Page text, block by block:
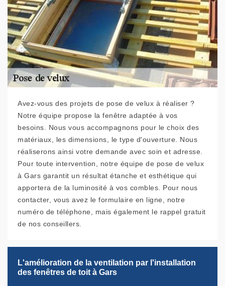
Avez-vous des projets de pose de velux à réaliser ?
Notre équipe propose la fenêtre adaptée à vos
besoins. Nous vous accompagnons pour le choix des
matériaux, les dimensions, le type d'ouverture. Nous
réaliserons ainsi votre demande avec soin et adresse.
Pour toute intervention, notre équipe de pose de velux
à Gars garantit un résultat étanche et esthétique qui
apportera de la luminosité à vos combles. Pour nous
contacter, vous avez le formulaire en ligne, notre
numéro de téléphone, mais également le rappel gratuit
de nos conseillers.
L'amélioration de la ventilation par l'installation
des fenêtres de toit à Gars